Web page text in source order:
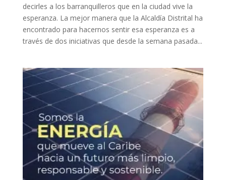
decirles a los barranquilleros que en la ciudad vive la
esperanza. La mejor manera que la Alcaldía Distrital ha
encontrado para hacernos sentir esa esperanza es a
través de dos iniciativas que desde la semana pasada...